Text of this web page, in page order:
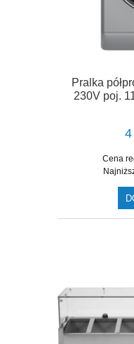
Pralka
230V poj.
4
Cena